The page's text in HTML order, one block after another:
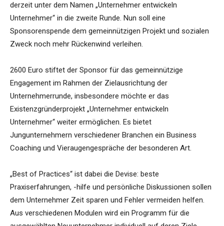
derzeit unter dem Namen „Unternehmer entwickeln
Unternehmer“ in die zweite Runde. Nun soll eine
Sponsorenspende dem gemeinnützigen Projekt und sozialen
Zweck noch mehr Rückenwind verleihen.
2600 Euro stiftet der Sponsor für das gemeinnützige
Engagement im Rahmen der Zielausrichtung der
Unternehmerrunde, insbesondere möchte er das
Existenzgründerprojekt „Unternehmer entwickeln
Unternehmer“ weiter ermöglichen. Es bietet
Jungunternehmern verschiedener Branchen ein Business
Coaching und Vieraugengespräche der besonderen Art.
„Best of Practices“ ist dabei die Devise: beste
Praxiserfahrungen, -hilfe und persönliche Diskussionen sollen
dem Unternehmer Zeit sparen und Fehler vermeiden helfen.
Aus verschiedenen Modulen wird ein Programm für die